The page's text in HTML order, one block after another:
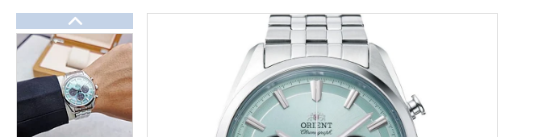
Часы Casio Pro Trek
Atlantic (Швейцария,est 1888)
Casio-Женские часы
Часы Casio Retro
Часы ORIENT
Часы Восток (Чистопольский